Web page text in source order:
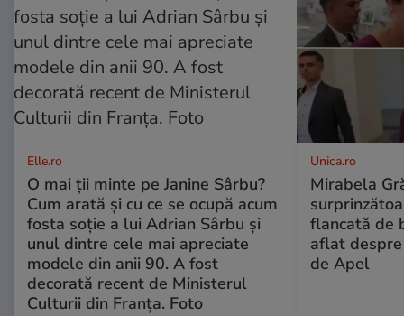
Elle.ro
O mai ții minte pe Janine Sârbu?
Cum arată și cu ce se ocupă acum
fosta soție a lui Adrian Sârbu și
unul dintre cele mai apreciate
modele din anii 90. A fost
decorată recent de Ministerul
Culturii din Franța. Foto
Unica.ro
Mirabela
flancată de
aflat
de Apel